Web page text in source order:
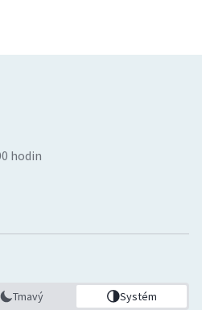
hodin
Tmavý Systém